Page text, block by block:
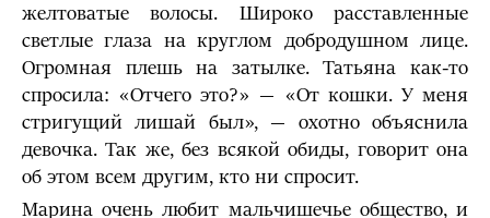
желтоватые волосы. Широко расставленные
светлые глаза на круглом добродушном лице.
Огромная плешь на затылке. Татьяна как-то
спросила: «Отчего это?» — «От кошки. У меня
стригущий лишай был», — охотно объяснила
девочка. Так же, без всякой обиды, говорит она
об этом всем другим, кто ни спросит.
Марина очень любит мальчишечье общество, и